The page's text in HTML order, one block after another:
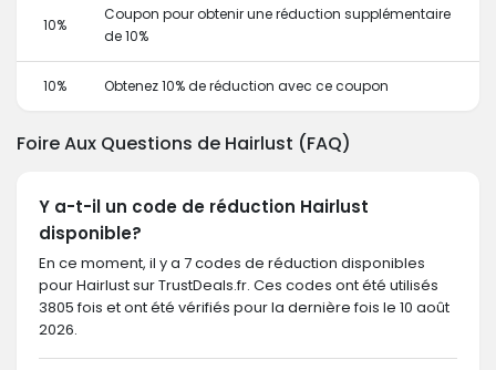
10%
Coupon pour obtenir une réduction supplémentaire
de 10%
10% Obtenez 10% de réduction avec ce coupon
Foire Aux Questions de Hairlust (FAQ)
Y a-t-il un code de réduction Hairlust
disponible?
En ce moment, il y a 7 codes de réduction disponibles
pour Hairlust sur TrustDeals.fr. Ces codes ont été utilisés
3805 fois et ont été vérifiés pour la dernière fois le 10 août
2026.